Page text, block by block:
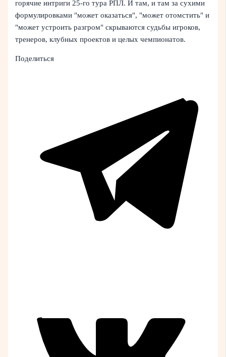
горячие интриги 25‑го тура РПЛ. И там, и там за сухими
формулировками "может оказаться", "может отомстить" и
"может устроить разгром" скрываются судьбы игроков,
тренеров, клубных проектов и целых чемпионатов.
Поделиться